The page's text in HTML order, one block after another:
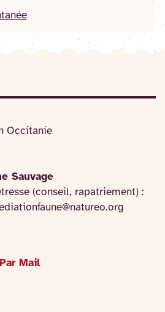
Occitanie
Sauvage
(conseil, rapatriement) :
Mail